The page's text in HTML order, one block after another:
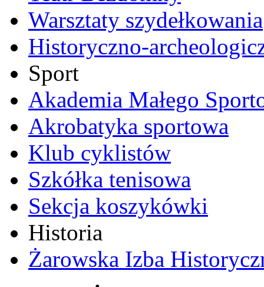
Warsztaty szydełkowania
Historyczno-
Sport
Akademia Małego
Akrobatyka sportowa
Klub cyklistów
Szkółka tenisowa
Sekcja koszykówki
Historia
Żarowska Izba